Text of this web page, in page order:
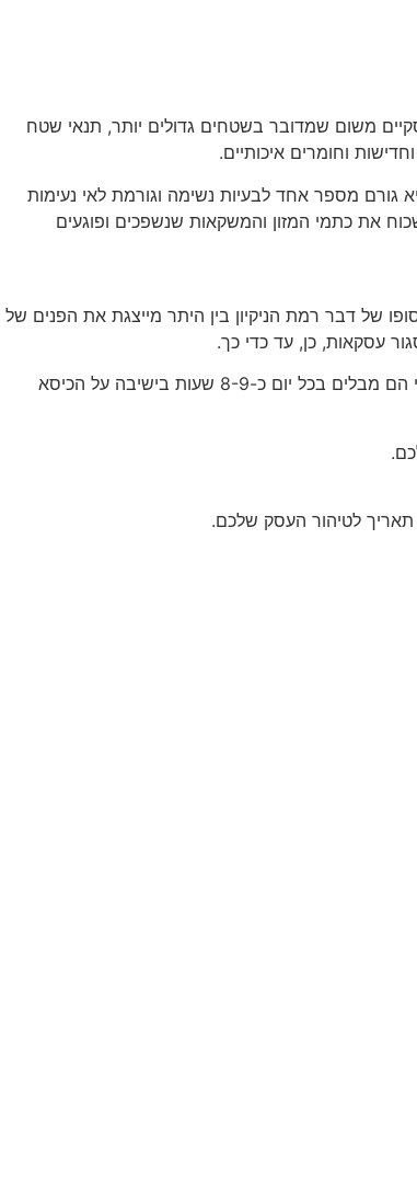
משום שמדובר בשטחים גדולים יותר, תנאי שטח
וחומרים איכותיים.
מספר אחד לבעיות נשימה וגורמת לאי נעימות
את כתמי המזון והמשקאות שנשפכים ופוגעים
של דבר רמת הניקיון בין היתר מייצגת את הפנים של
עסקאות, כן, עד כדי כך.
לכלוך, כתמים וחוסר ניקיון כללי היא גורם מזיק בחיי העסק, שמוריד תקופה ופוגע בתדמית העסק. אם אכפת לכם מהעובדים שלכם, כדאי שתזכרו כי הם מבלים בכל יום כ-8-9 שעות בישיבה על הכיסא
לטיהור העסק שלכם.